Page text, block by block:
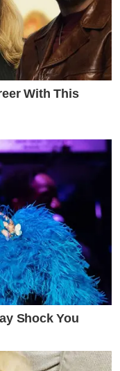
With This
Shock You